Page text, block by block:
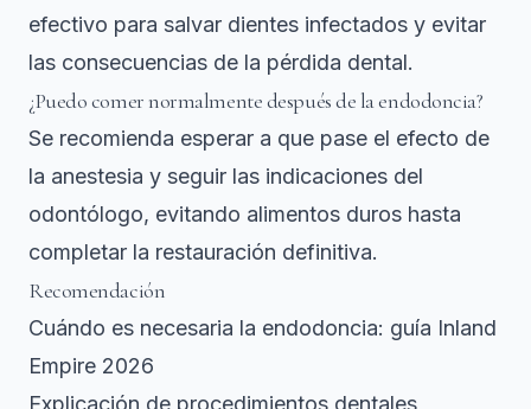
efectivo para salvar dientes infectados y evitar
las consecuencias de la pérdida dental.
¿Puedo comer normalmente después de la endodoncia?
Se recomienda esperar a que pase el efecto de
la anestesia y seguir las indicaciones del
odontólogo, evitando alimentos duros hasta
completar la restauración definitiva.
Recomendación
Cuándo es necesaria la endodoncia: guía Inland
Empire 2026
Explicación de procedimientos dentales